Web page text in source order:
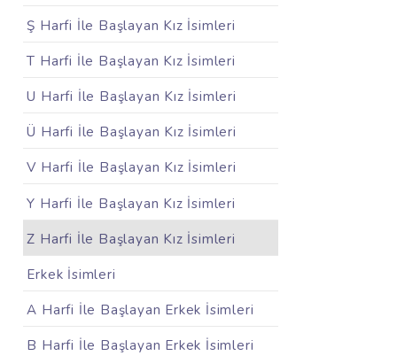
Ş Harfi İle Başlayan Kız İsimleri
T Harfi İle Başlayan Kız İsimleri
U Harfi İle Başlayan Kız İsimleri
Ü Harfi İle Başlayan Kız İsimleri
V Harfi İle Başlayan Kız İsimleri
Y Harfi İle Başlayan Kız İsimleri
Z Harfi İle Başlayan Kız İsimleri
Erkek İsimleri
A Harfi İle Başlayan Erkek İsimleri
B Harfi İle Başlayan Erkek İsimleri